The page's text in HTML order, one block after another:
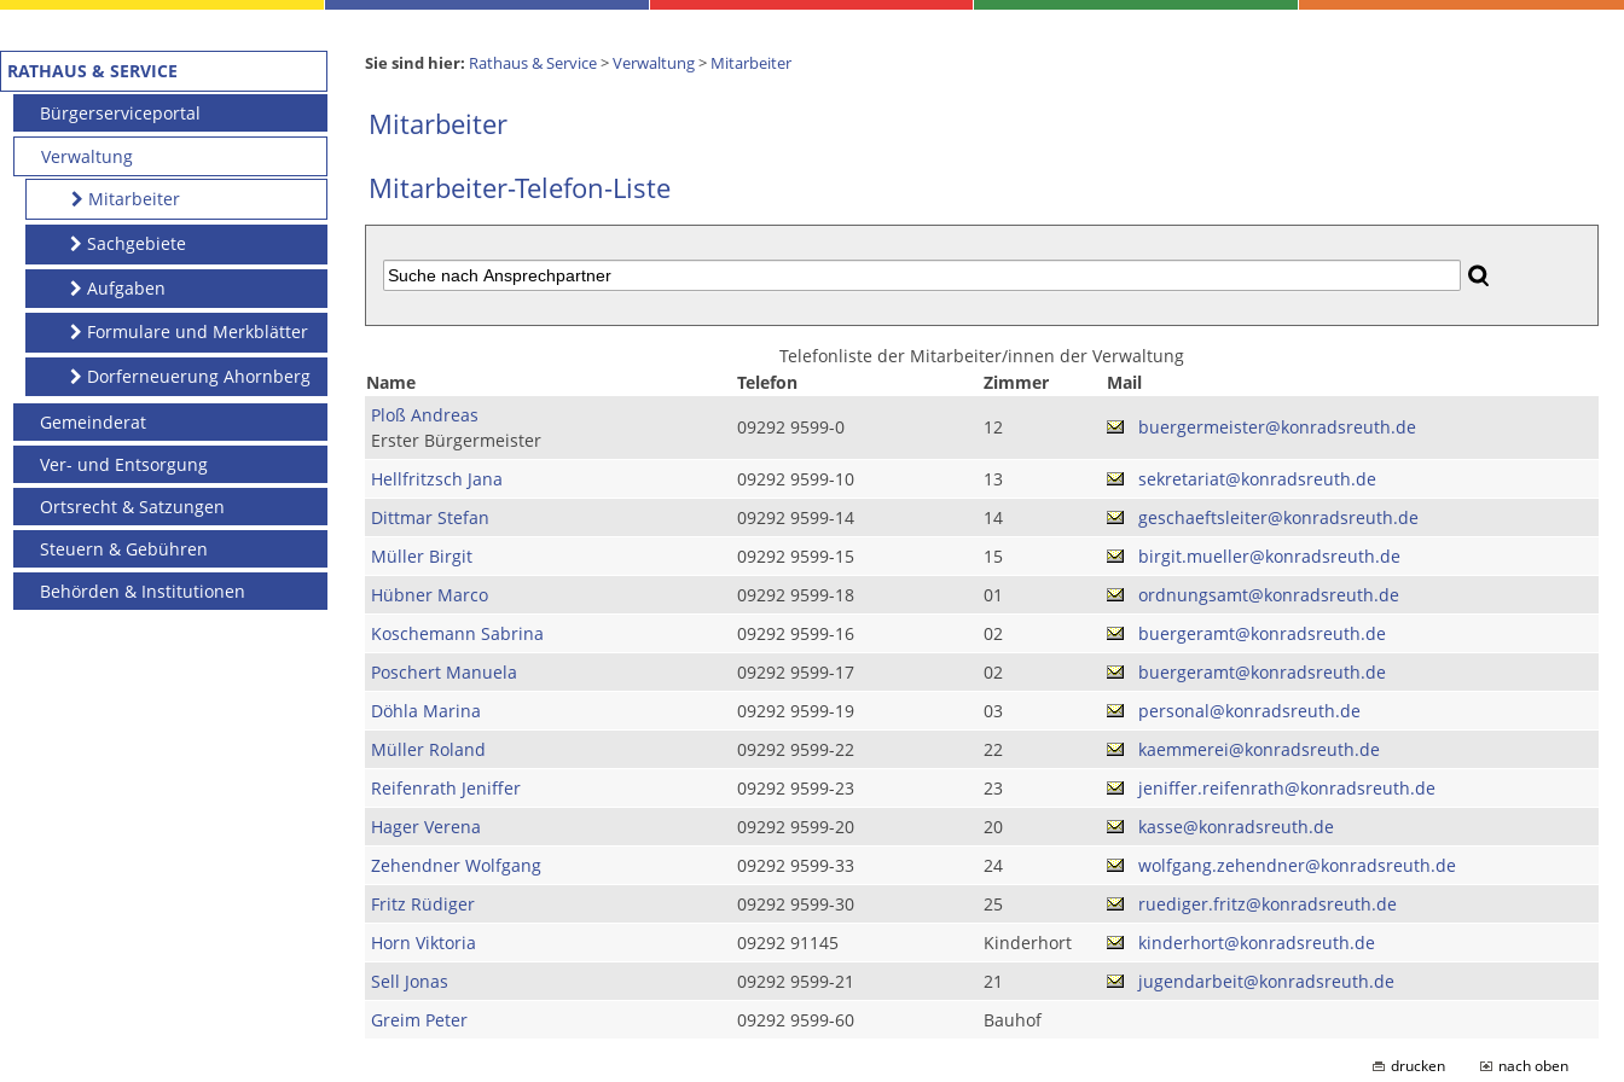
RATHAUS & SERVICE
Bürgerserviceportal
Verwaltung
Mitarbeiter
Sachgebiete
Aufgaben
Formulare und Merkblätter
Dorferneuerung Ahornberg
Gemeinderat
Ver- und Entsorgung
Ortsrecht & Satzungen
Steuern & Gebühren
Behörden & Institutionen
Sie sind hier: Rathaus & Service>Verwaltung> Mitarbeiter
Mitarbeiter
Mitarbeiter-Telefon-Liste
Telefonliste der Mitarbeiter/innen der Verwaltung
Name
Telefon Zimmer
Mail
Ploß Andreas
Erster Bürgermeister
09292 9599-0 12 buergermeister@konradsreuth.de
Hellfritzsch Jana 09292 9599-10 13
sekretariat@konradsreuth.de
Dittmar Stefan
09292 9599-14 14
geschaeftsleiter@konradsreuth.de
Müller Birgit
09292 9599-15 15
birgit.mueller@konradsreuth.de
Hübner Marco
09292 9599-18 01
ordnungsamt@konradsreuth.de
Koschemann Sabrina
09292 9599-16 02
buergeramt@konradsreuth.de
Poschert Manuela
09292 9599-17 02
buergeramt@konradsreuth.de
Döhla Marina
09292 9599-19 03
personal@konradsreuth.de
Müller Roland
09292 9599-22 22
kaemmerei@konradsreuth.de
Reifenrath Jeniffer
09292 9599-23 23
jeniffer.reifenrath@konradsreuth.de
Hager Verena
09292 9599-20 20
kasse@konradsreuth.de
Zehendner Wolfgang
09292 9599-33 24
wolfgang.zehendner@konradsreuth.de
Fritz Rüdiger
09292 9599-30 25
ruediger.fritz@konradsreuth.de
Horn Viktoria
09292 91145 Kinderhort
kinderhort@konradsreuth.de
Sell Jonas
09292 9599-21 21
jugendarbeit@konradsreuth.de
Greim Peter
09292 9599-60 Bauhof
drucken nach oben